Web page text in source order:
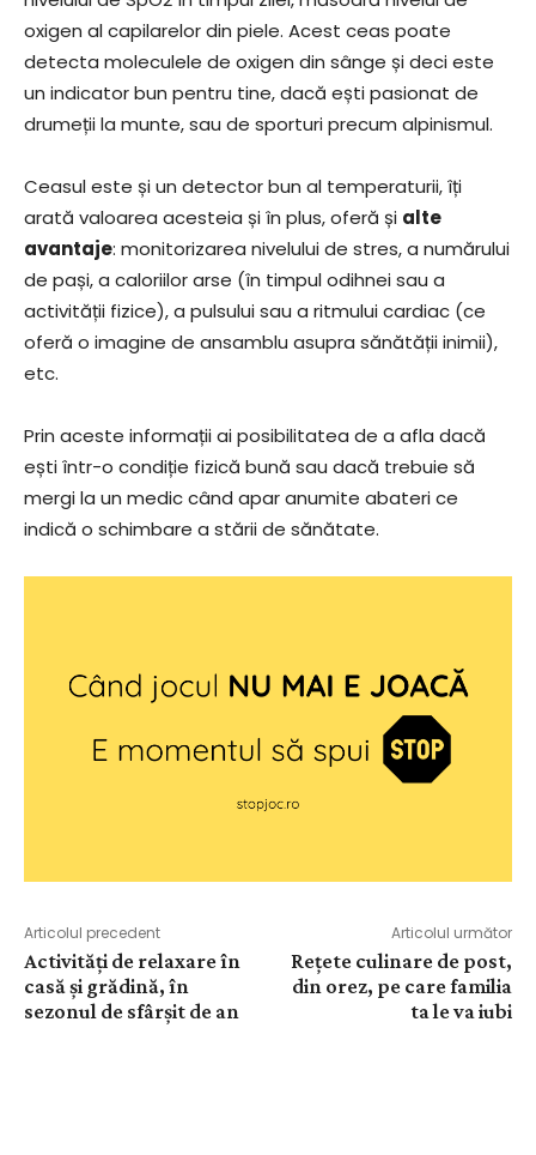
oxigen al capilarelor din piele. Acest ceas poate
detecta moleculele de oxigen din sânge și deci este
un indicator bun pentru tine, dacă ești pasionat de
drumeții la munte, sau de sporturi precum alpinismul.
Ceasul este și un detector bun al temperaturii, îți
arată valoarea acesteia și în plus, oferă și alte
avantaje: monitorizarea nivelului de stres, a numărului
de pași, a caloriilor arse (în timpul odihnei sau a
activității fizice), a pulsului sau a ritmului cardiac (ce
oferă o imagine de ansamblu asupra sănătății inimii),
etc.
Prin aceste informații ai posibilitatea de a afla dacă
ești într-o condiție fizică bună sau dacă trebuie să
mergi la un medic când apar anumite abateri ce
indică o schimbare a stării de sănătate.
Articolul precedent
Activități de relaxare în
casă și grădină, în
sezonul de sfârșit de an
Articolul următor
Rețete culinare de post,
din orez, pe care familia
ta le va iubi